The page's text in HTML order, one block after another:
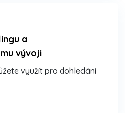
a
vývoji
využít pro dohledání